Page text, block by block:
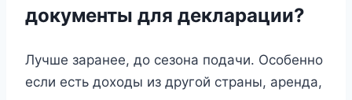
документы для декларации?
Лучше заранее, до сезона подачи. Особенно
если есть доходы из другой страны, аренда,